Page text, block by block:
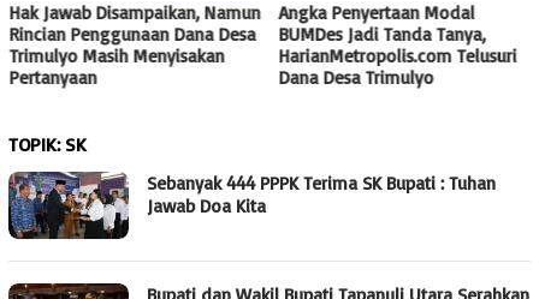
Hak Jawab Disampaikan, Namun
Rincian Penggunaan Dana Desa
Trimulyo Masih Menyisakan
Pertanyaan
Angka Penyertaan Modal
BUMDes Jadi Tanda Tanya,
HarianMetropolis.com Telusuri
Dana Desa Trimulyo
TOPIK: SK
Sebanyak 444 PPPK Terima SK Bupati : Tuhan
Jawab Doa Kita